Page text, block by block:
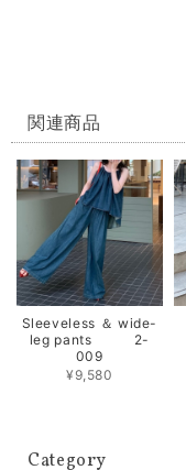
関連商品
Sleeveless ＆ wide-
leg pants 2-
009
¥9,580
Category